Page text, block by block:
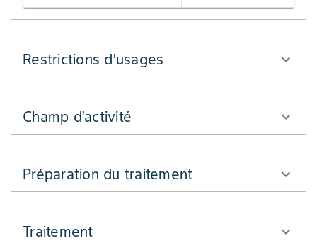
Restrictions d’usages
Champ d'activité
Préparation du traitement
Traitement